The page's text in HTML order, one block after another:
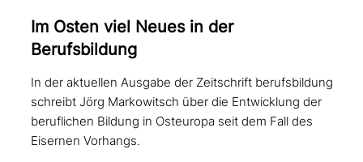
Im Osten viel Neues in der
Berufsbildung
In der aktuellen Ausgabe der Zeitschrift berufsbildung
schreibt Jörg Markowitsch über die Entwicklung der
beruflichen Bildung in Osteuropa seit dem Fall des
Eisernen Vorhangs.